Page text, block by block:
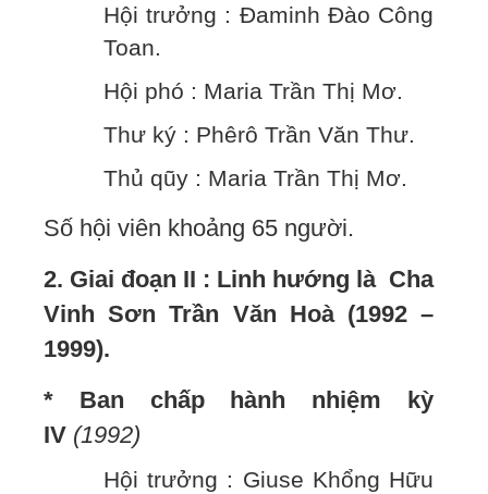
Hội trưởng : Đaminh Đào Công
Toan.
Hội phó : Maria Trần Thị Mơ.
Thư ký : Phêrô Trần Văn Thư.
Thủ qũy : Maria Trần Thị Mơ.
Số hội viên khoảng 65 người.
2. Giai đoạn II : Linh hướng là Cha
Vinh Sơn Trần Văn Hoà (1992 –
1999).
* Ban chấp hành nhiệm kỳ
IV (1992)
Hội trưởng : Giuse Khổng Hữu